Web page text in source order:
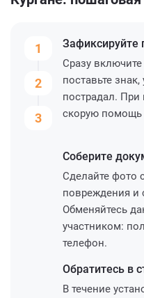
1
2
3
Зафиксируйте
Сразу
поставьте
пострадал.
скорую
Соберите
Сделайте фото
повреждения и
Обменяйтесь
участником:
телефон.
Обратитесь в
В течение